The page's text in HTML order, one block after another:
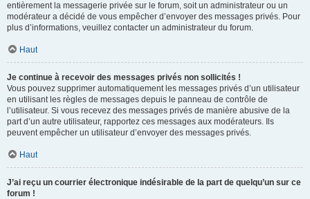
entièrement la messagerie privée sur le forum, soit un administrateur ou un
modérateur a décidé de vous empêcher d’envoyer des messages privés. Pour
plus d’informations, veuillez contacter un administrateur du forum.
Haut
Je continue à recevoir des messages privés non sollicités !
Vous pouvez supprimer automatiquement les messages privés d’un utilisateur
en utilisant les règles de messages depuis le panneau de contrôle de
l’utilisateur. Si vous recevez des messages privés de manière abusive de la
part d’un autre utilisateur, rapportez ces messages aux modérateurs. Ils
peuvent empêcher un utilisateur d’envoyer des messages privés.
Haut
J’ai reçu un courrier électronique indésirable de la part de quelqu’un sur ce
forum !